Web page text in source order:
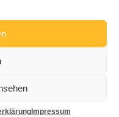
Impressum